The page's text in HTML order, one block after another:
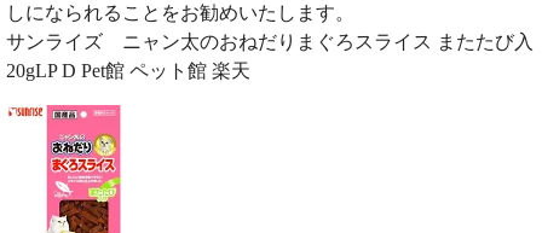
しになられることをお勧めいたします。
サンライズ ニャン太のおねだりまぐろスライス またたび入
20gLP D Pet館 ペット館 楽天